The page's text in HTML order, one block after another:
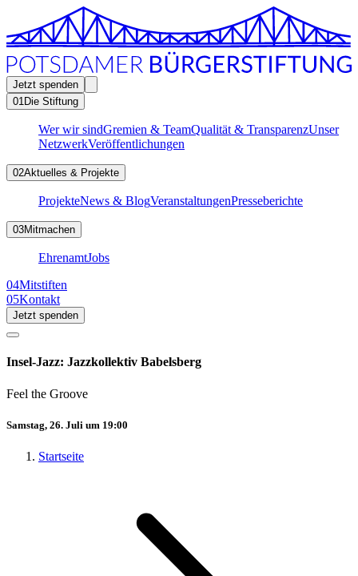
Jetzt spenden
01Die Stiftung
Wer wir sindGremien & TeamQualität & TransparenzUnser
NetzwerkVeröffentlichungen
02Aktuelles & Projekte
ProjekteNews & BlogVeranstaltungenPresseberichte
03Mitmachen
EhrenamtJobs
04Mitstiften
05Kontakt
Jetzt spenden
Insel-Jazz: Jazzkollektiv Babelsberg
Feel the Groove
Samstag, 26. Juli um 19:00
Startseite